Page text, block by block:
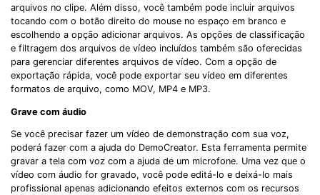
arquivos no clipe. Além disso, você também pode incluir arquivos
tocando com o botão direito do mouse no espaço em branco e
escolhendo a opção adicionar arquivos. As opções de classificação
e filtragem dos arquivos de vídeo incluídos também são oferecidas
para gerenciar diferentes arquivos de vídeo. Com a opção de
exportação rápida, você pode exportar seu vídeo em diferentes
formatos de arquivo, como MOV, MP4 e MP3.
Grave com áudio
Se você precisar fazer um vídeo de demonstração com sua voz,
poderá fazer com a ajuda do DemoCreator. Esta ferramenta permite
gravar a tela com voz com a ajuda de um microfone. Uma vez que o
vídeo com áudio for gravado, você pode editá-lo e deixá-lo mais
profissional apenas adicionando efeitos externos com os recursos